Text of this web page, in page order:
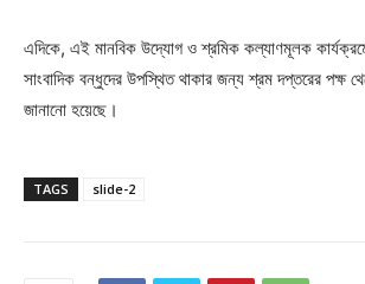
এদিকে, এই মানবিক উদ্যোগ ও শ্রমিক কল্যাণমূলক
সাংবাদিক বন্ধুদের উপস্থিত থাকার জন্য শ্রম দপ্তরের পক্ষ
জানানো হয়েছে।
TAGS slide-2